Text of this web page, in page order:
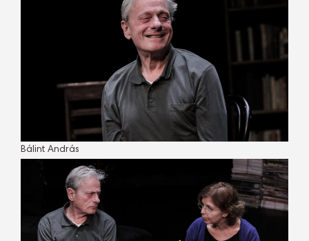
Bálint András